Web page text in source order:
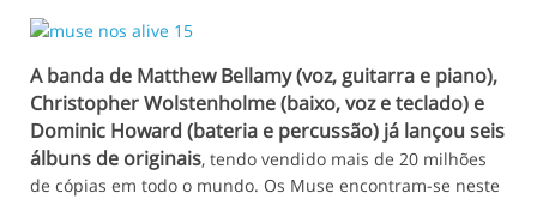
A banda de Matthew Bellamy (voz, guitarra e piano),
Christopher Wolstenholme (baixo, voz e teclado) e
Dominic Howard (bateria e percussão) já lançou seis
álbuns de originais, tendo vendido mais de 20 milhões
de cópias em todo o mundo. Os Muse encontram-se neste